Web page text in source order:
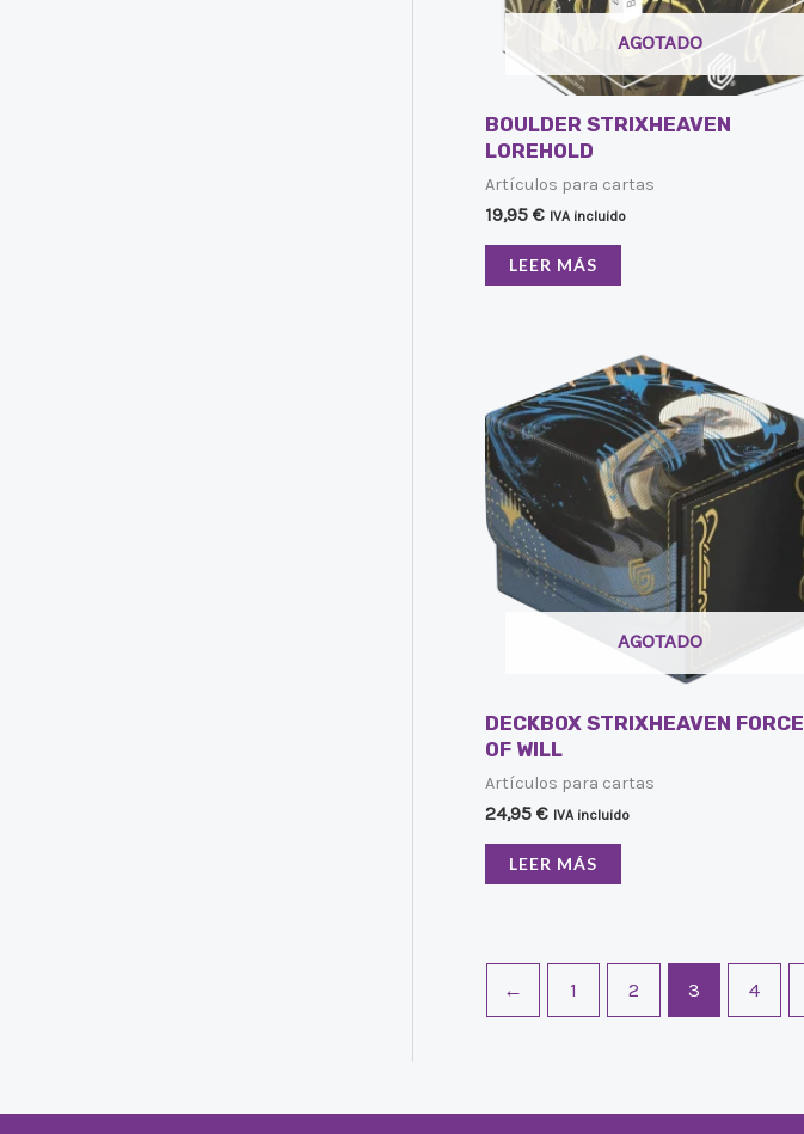
AGOTADO
BOULDER STRIXHEAVEN
LOREHOLD
Artículos para cartas
19,95 € IVA incluido
LEER MÁS
AGOTADO
DECKBOX STRIXHEAVEN FORCE
OF WILL
Artículos para cartas
24,95 € IVA incluido
LEER MÁS
← 1 2 3 4